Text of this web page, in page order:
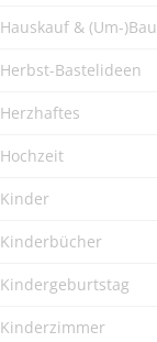
Hauskauf & (Um-)Bau
Herbst-Bastelideen
Herzhaftes
Hochzeit
Kinder
Kinderbücher
Kindergeburtstag
Kinderzimmer